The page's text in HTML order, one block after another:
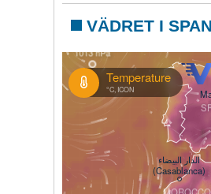
VÄDRET I